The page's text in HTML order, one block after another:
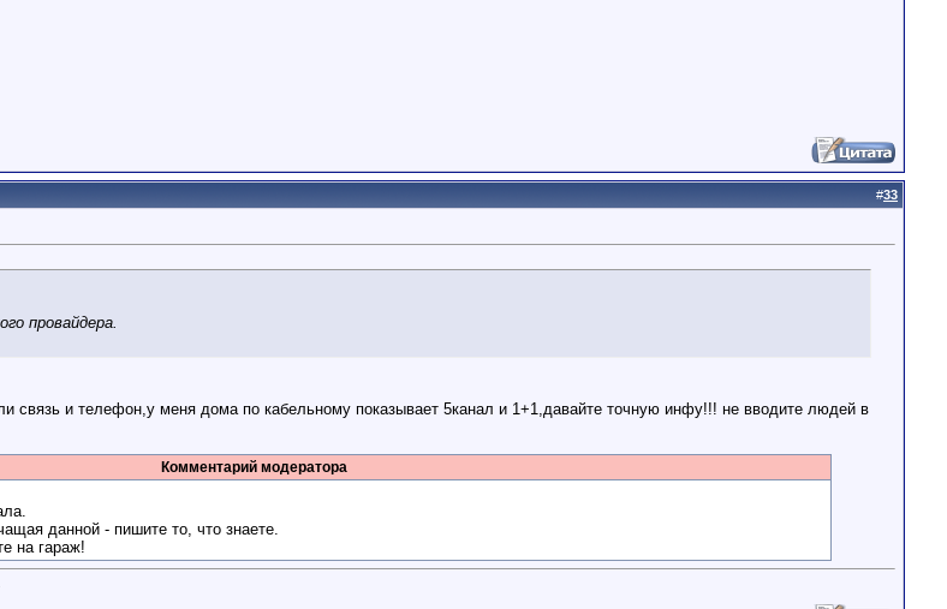
#33
провайдера.
связь и телефон,у меня дома по кабельному показывает 5канал и 1+1,давайте точную инфу!!! не вводите людей в
Комментарий модератора
данной - пишите то, что знаете.
на гараж!